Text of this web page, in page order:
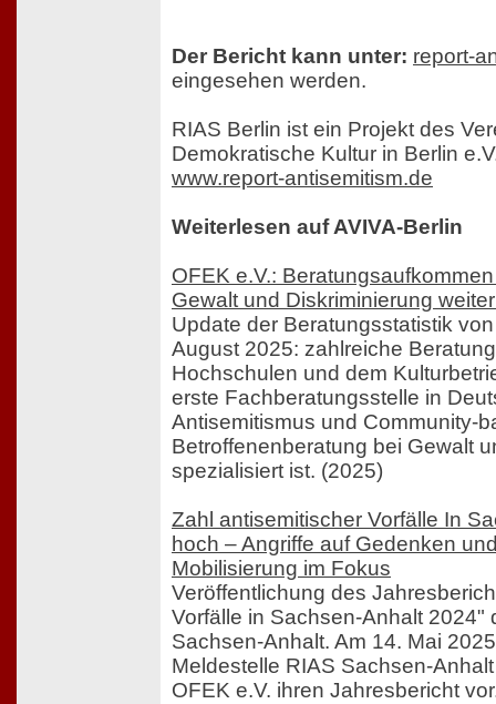
Der Bericht kann unter: report-
eingesehen werden.
RIAS Berlin ist ein Projekt des
Demokratische Kultur in Berlin
www.report-antisemitism.de
Weiterlesen auf AVIVA-Berlin
OFEK e.V.:
Gewalt und Diskriminierung
Update der Beratungsstatistik
August 2025: zahlreiche
Hochschulen und dem
erste Fachberatungsstelle in
Antisemitismus und Community-
Betroffenenberatung bei Gewalt
spezialisiert ist. (2025)
Zahl antisemitischer Vorfälle In
hoch – Angriffe auf Gedenken
Mobilisierung im Fokus
Veröffentlichung des
Vorfälle in Sachsen-Anhalt 2024"
Sachsen-Anhalt. Am 14. Mai
Meldestelle RIAS Sachsen-
OFEK e.V. ihren Jahresbericht